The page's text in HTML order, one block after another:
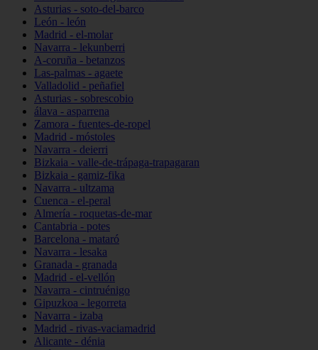
Asturias - soto-del-barco
León - león
Madrid - el-molar
Navarra - lekunberri
A-coruña - betanzos
Las-palmas - agaete
Valladolid - peñafiel
Asturias - sobrescobio
álava - asparrena
Zamora - fuentes-de-ropel
Madrid - móstoles
Navarra - deierri
Bizkaia - valle-de-trápaga-trapagaran
Bizkaia - gamiz-fika
Navarra - ultzama
Cuenca - el-peral
Almería - roquetas-de-mar
Cantabria - potes
Barcelona - mataró
Navarra - lesaka
Granada - granada
Madrid - el-vellón
Navarra - cintruénigo
Gipuzkoa - legorreta
Navarra - izaba
Madrid - rivas-vaciamadrid
Alicante - dénia